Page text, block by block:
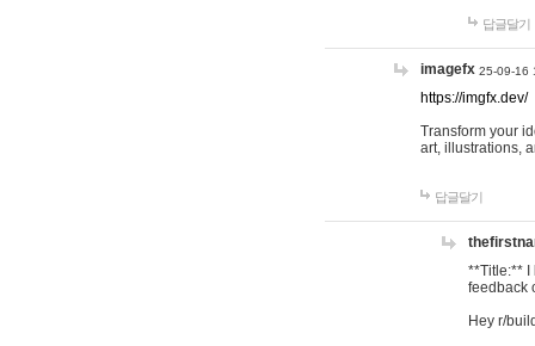
답글달기
imagefx 25-09-16
https://imgfx.dev/
Transform your
art, illustrations,
답글달기
**Title:** I
feedback
Hey r/